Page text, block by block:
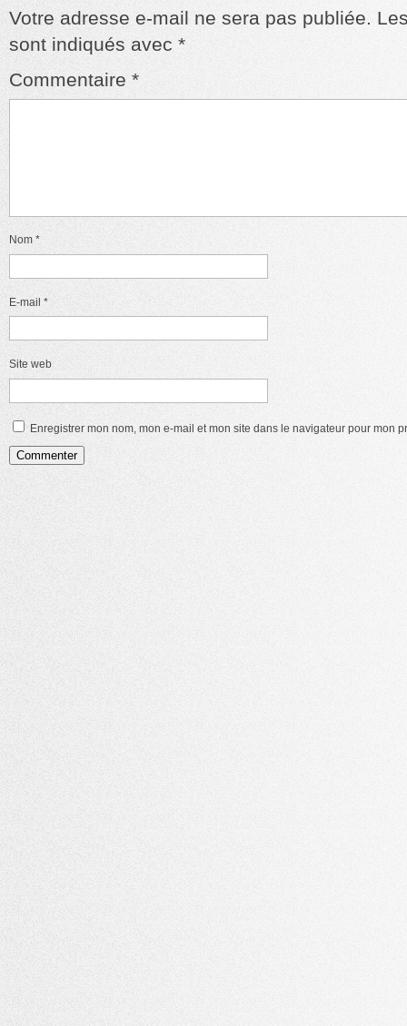
Votre adresse e-mail ne sera pas publiée.
sont indiqués avec *
Commentaire *
Nom *
E-mail *
Site web
Enregistrer mon nom, mon e-mail et mon site dans le navigateur pour mon